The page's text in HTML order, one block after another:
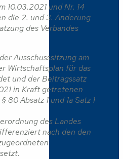
10.03.2021 und Nr. 14
die 2. und 3. Änderung
des Verbandes
Ausschusssitzung am
Wirtschaftsplan für das
und der Beitragssatz
in Kraft getretenen
80 Absatz 1 und 1a Satz 1
des Landes
nach den den